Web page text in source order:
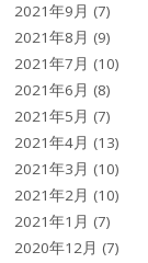
2021年9月 (7)
2021年8月 (9)
2021年7月 (10)
2021年6月 (8)
2021年5月 (7)
2021年4月 (13)
2021年3月 (10)
2021年2月 (10)
2021年1月 (7)
2020年12月 (7)